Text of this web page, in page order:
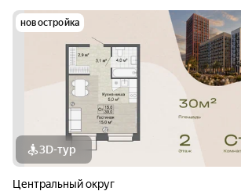
новостройка
3D-тур
Центральный округ